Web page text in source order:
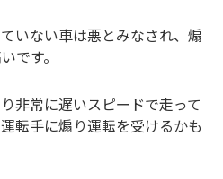
いない車は悪とみなされ、煽
です。
非常に遅いスピードで走って
転手に煽り運転を受けるかも